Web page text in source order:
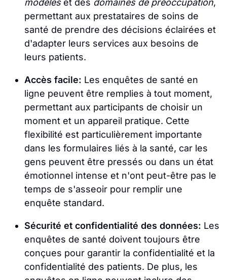
modèles et des domaines de préoccupation,
permettant aux prestataires de soins de
santé de prendre des décisions éclairées et
d'adapter leurs services aux besoins de
leurs patients.
Accès facile: Les enquêtes de santé en
ligne peuvent être remplies à tout moment,
permettant aux participants de choisir un
moment et un appareil pratique. Cette
flexibilité est particulièrement importante
dans les formulaires liés à la santé, car les
gens peuvent être pressés ou dans un état
émotionnel intense et n'ont peut-être pas le
temps de s'asseoir pour remplir une
enquête standard.
Sécurité et confidentialité des données: Les
enquêtes de santé doivent toujours être
conçues pour garantir la confidentialité et la
confidentialité des patients. De plus, les